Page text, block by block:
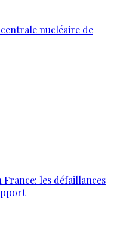
nucléaire de
France: les défaillances